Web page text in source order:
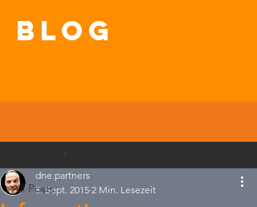
blog
All Posts
dne.partners
8. Sept. 2015 2 Min. Lesezeit